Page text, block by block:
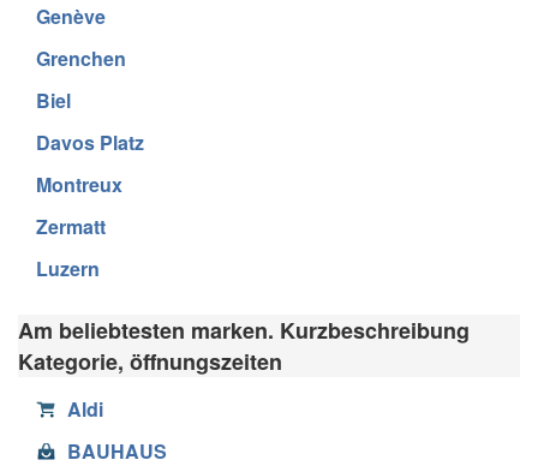
Genève
Grenchen
Biel
Davos Platz
Montreux
Zermatt
Luzern
Am beliebtesten marken. Kurzbeschreibung
Kategorie, öffnungszeiten
Aldi
BAUHAUS